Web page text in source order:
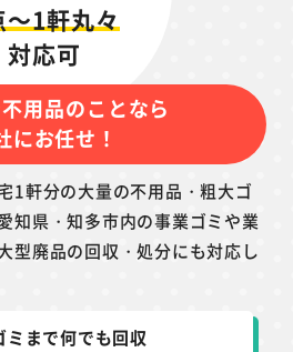
～1軒丸々
対応可
用品のことなら
にお任せ！
1軒分の大量の不用品・粗大ゴ
知県・知多市内の事業ゴミや業
型廃品の回収・処分にも対応し
ミまで何でも回収